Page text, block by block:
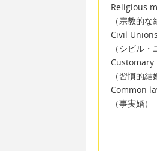
Religious
（宗教的な
Civil Unions
（シビル・
（習慣的結
Common
（事実婚）